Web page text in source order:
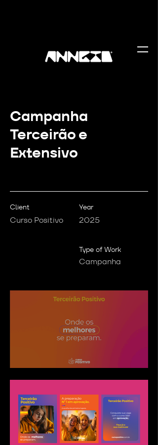
Campanha
Terceirão e
Extensivo
Client
Curso Positivo
Year
2025
Type of Work
Campanha